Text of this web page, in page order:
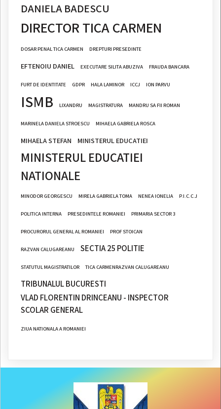
DANIELA BADESCU
DIRECTOR TICA CARMEN
DOSAR PENAL TICA CARMEN DREPTURI PRESEDINTE
EFTENOIU DANIEL EXECUTARE SILITA ABUZIVA FRAUDA BANCARA
FURT DE IDENTITATE GDPR HALA LAMINOR ICCJ ION PARVU
ISMB LIXANDRU MAGISTRATURA MANDRU SA FII ROMAN
MARINELA DANIELA STROESCU MIHAELA GABRIELA ROSCA
MIHAELA STEFAN MINISTERUL EDUCATIEI
MINISTERUL EDUCATIEI
NATIONALE
MINODOR GEORGESCU MIRELA GABRIELA TOMA NENEA IONELIA P.I.C.C.J
POLITICA INTERNA PRESEDINTELE ROMANIEI PRIMARIA SECTOR 3
PROCURORUL GENERAL AL ROMANIEI PROF STOICAN
RAZVAN CALUGAREANU SECTIA 25 POLITIE
STATUTUL MAGISTRATILOR TICA CARMENRAZVAN CALUGAREANU
TRIBUNALUL BUCURESTI
VLAD FLORENTIN DRINCEANU - INSPECTOR
SCOLAR GENERAL
ZIUA NATIONALA A ROMANIEI